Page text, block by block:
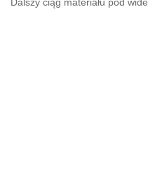
Dalszy ciąg materiału pod